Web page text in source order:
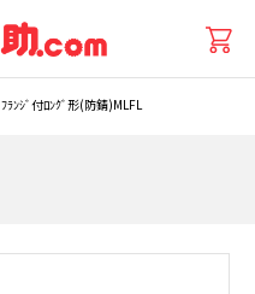
ﾌﾗﾝｼﾞ付ﾛﾝｸﾞ形(防錆)MLFL